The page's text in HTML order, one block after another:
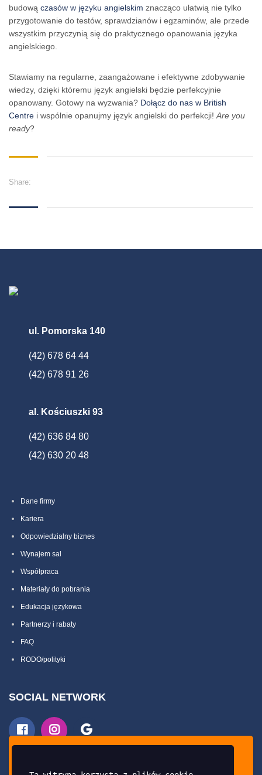
budową czasów w języku angielskim znacząco ułatwią nie tylko
przygotowanie do testów, sprawdzianów i egzaminów, ale przede
wszystkim przyczynią się do praktycznego opanowania języka
angielskiego.
Stawiamy na regularne, zaangażowane i efektywne zdobywanie
wiedzy, dzięki któremu język angielski będzie perfekcyjnie
opanowany. Gotowy na wyzwania? Dołącz do nas w British
Centre i wspólnie opanujmy język angielski do perfekcji! Are you
ready?
Share:
ul. Pomorska 140
(42) 678 64 44
(42) 678 91 26
al. Kościuszki 93
(42) 636 84 80
(42) 630 20 48
Dane firmy
Kariera
Odpowiedzialny biznes
Wynajem sal
Współpraca
Materiały do pobrania
Edukacja językowa
Partnerzy i rabaty
FAQ
RODO/polityki
SOCIAL NETWORK